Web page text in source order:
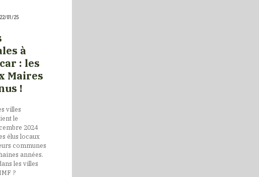
22/01/25
à
: les
Maires
!
villes
le
2024
élus locaux
communes
années.
les villes
?